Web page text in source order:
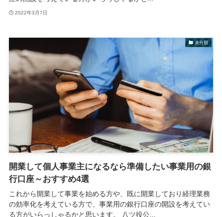
2022年3月7日
未分類
開業して個人事業主になるなら準備したい事業用の銀
行口座～おすすめ4選
これから開業して事業を始める方や、既に開業しており経理業務
の効率化を考えている方で、事業用の銀行口座の開設を考えてい
る方がいらっしゃるかと思います。 八ツ役公...